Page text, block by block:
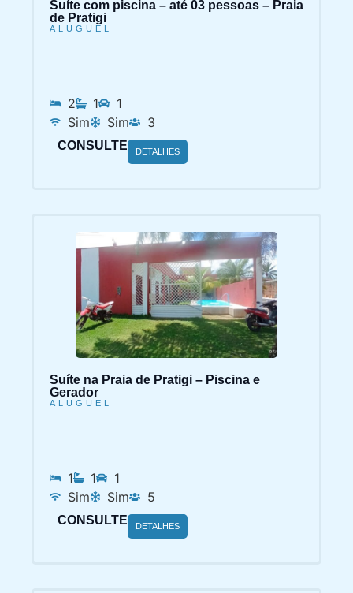
Suíte com piscina – até 03 pessoas – Praia
de Pratigi
ALUGUEL
2 1
1
Sim
Sim 3
CONSULTE DETALHES
Suíte na Praia de Pratigi – Piscina e
Gerador
ALUGUEL
1 1
1
Sim
Sim 5
CONSULTE DETALHES